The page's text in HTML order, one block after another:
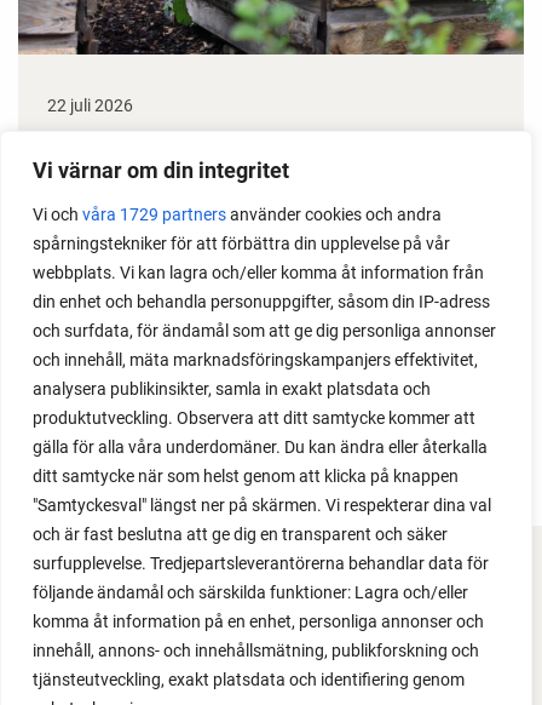
Vi värnar om din integritet
Vi och våra 1729 partnersanvänder cookies och andra
spårningstekniker för att förbättra din upplevelse på vår
webbplats. Vi kan lagra och/eller komma åt information från
din enhet och behandla personuppgifter, såsom din IP-adress
och surfdata, för ändamål som att ge dig personliga annonser
och innehåll, mäta marknadsföringskampanjers effektivitet,
analysera publikinsikter, samla in exakt platsdata och
produktutveckling. Observera att ditt samtycke kommer att
gälla för alla våra underdomäner. Du kan ändra eller återkalla
ditt samtycke när som helst genom att klicka på knappen
"Samtyckesval" längst ner på skärmen. Vi respekterar dina val
och är fast beslutna att ge dig en transparent och säker
surfupplevelse. Tredjepartsleverantörerna behandlar data för
följande ändamål och särskilda funktioner: Lagra och/eller
komma åt information på en enhet, personliga annonser och
innehåll, annons- och innehållsmätning, publikforskning och
tjänsteutveckling, exakt platsdata och identifiering genom
22 juli 2026
växter i en pallkrage tillsammans med andra växter.
Perfekt om du vill odla mycket i på liten yta.
FACEBOOK
YOUTUBE